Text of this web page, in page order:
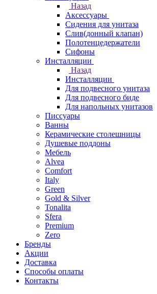
Назад
Аксессуары
Сидения для унитаза
Слив(донный клапан)
Полотенцедержатели
Сифоны
Инсталляции
Назад
Инсталляции
Для подвесного унитаза
Для подвесного биде
Для напольных унитазов
Писсуары
Ванны
Керамические столешницы
Душевые поддоны
Мебель
Alvea
Comfort
Italy
Green
Gold & Silver
Tonalita
Sfera
Premium
Zero
Бренды
Акции
Доставка
Способы оплаты
Контакты